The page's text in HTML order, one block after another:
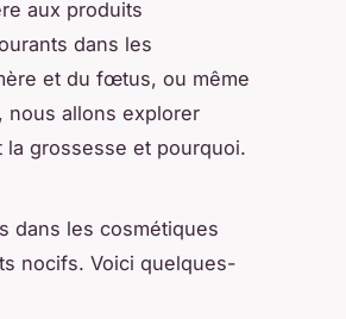
aux produits
dans les
et du fœtus, ou même
nous allons explorer
grossesse et pourquoi.
dans les cosmétiques
nocifs. Voici quelques-